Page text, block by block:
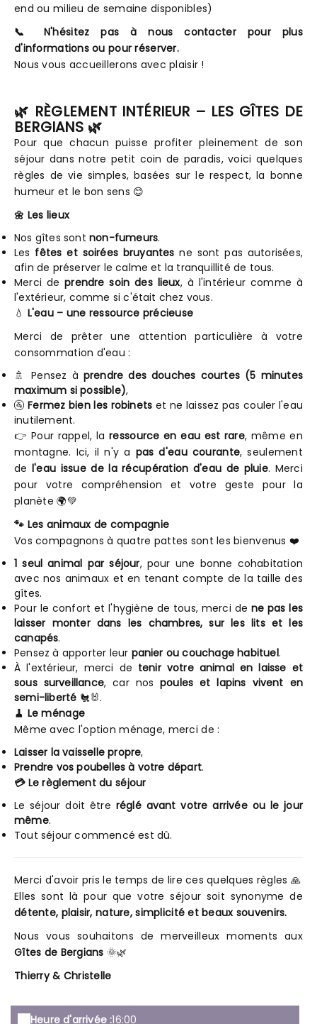
end ou milieu de semaine disponibles)
📞 N'hésitez pas à nous contacter pour plus
d'informations ou pour réserver.
Nous vous accueillerons avec plaisir !
🌿 RÈGLEMENT INTÉRIEUR – LES GÎTES DE
BERGIANS 🌿
Pour que chacun puisse profiter pleinement de son
séjour dans notre petit coin de paradis, voici quelques
règles de vie simples, basées sur le respect, la bonne
humeur et le bon sens 😊
🌼 Les lieux
Nos gîtes sont non-fumeurs.
Les fêtes et soirées bruyantes ne sont pas autorisées,
afin de préserver le calme et la tranquillité de tous.
Merci deprendre soin des lieux, à l'intérieur comme à
l'extérieur, comme si c'était chez vous.
💧 L'eau – une ressource précieuse
Merci de prêter une attention particulière à votre
consommation d'eau :
🚿 Pensez à prendre des douches courtes (5 minutes
maximum si possible),
🚰Fermez bien les robinets et ne laissez pas couler l'eau
inutilement.
👉 Pour rappel, laressource en eau est rare, même en
montagne. Ici, il n'y a pas d'eau courante, seulement
de l'eau issue de la récupération d'eau de pluie. Merci
pour votre compréhension et votre geste pour la
planète 🌍💚
🐾 Les animaux de compagnie
Vos compagnons à quatre pattes sont les bienvenus ❤️
1 seul animal par séjour, pour une bonne cohabitation
avec nos animaux et en tenant compte de la taille des
gîtes.
Pour le confort et l'hygiène de tous, merci de ne pas les
laisser monter dans les chambres, sur les lits et les
canapés.
Pensez à apporter leur panier ou couchage habituel.
À l'extérieur, merci de tenir votre animal en laisse et
sous surveillance, car nospoules et lapins vivent en
semi-liberté 🐔🐰.
🧹 Le ménage
Même avec l'option ménage, merci de :
Laisser la vaisselle propre,
Prendre vos poubelles à votre départ.
💳 Le règlement du séjour
Le séjour doit être réglé avant votre arrivée ou le jour
même.
Tout séjour commencé est dû.
Merci d'avoir pris le temps de lire ces quelques règles 🙏
Elles sont là pour que votre séjour soit synonyme de
détente, plaisir, nature, simplicité et beaux souvenirs.
Nous vous souhaitons de merveilleux moments aux
Gîtes de Bergians 🌞🌿
Thierry & Christelle
Heure d'arrivée :16:00